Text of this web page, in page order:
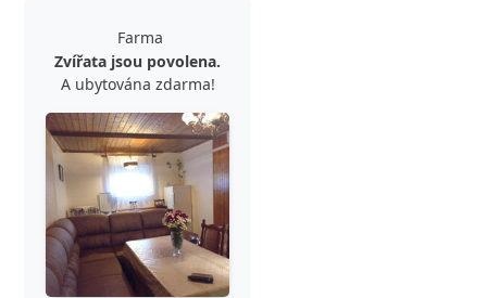
Farma
Zvířata jsou povolena.
A ubytována zdarma!